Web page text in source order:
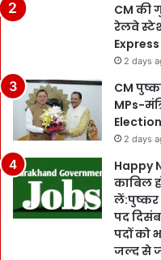
CM की
रेलवे
Express
2 days
CM
MPs-
2 days
Happy
काबिल
लें:पुष्कर
पद
पदों को
जल्द से